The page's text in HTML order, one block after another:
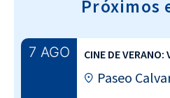
Próximos
7 AGO CINE DE
Paseo